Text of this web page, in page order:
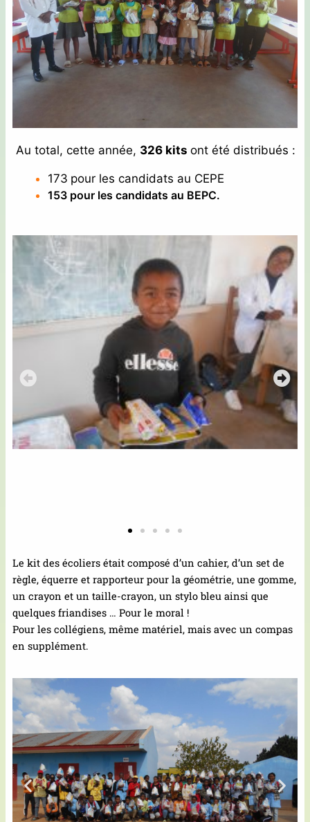
Au total, cette année, 326 kits ont été distribués :
173 pour les candidats au CEPE
153 pour les candidats au BEPC.
Le kit des écoliers était composé d’un cahier, d’un set de
règle, équerre et rapporteur pour la géométrie, une gomme,
un crayon et un taille-crayon, un stylo bleu ainsi que
quelques friandises … Pour le moral !
Pour les collégiens, même matériel, mais avec un compas
en supplément.